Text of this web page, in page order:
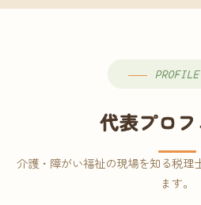
談から契約まで費用は発
PROFILE
代表プロ
介護・障がい福祉の現場を知る税理
ます。